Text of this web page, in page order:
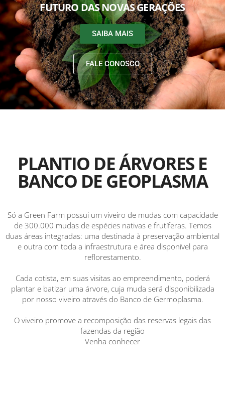
FUTURO DAS NOVAS GERAÇÕES
SAIBA MAIS
FALE CONOSCO
PLANTIO DE ÁRVORES E
BANCO DE GEOPLASMA
Só a Green Farm possui um viveiro de mudas com capacidade
de 300.000 mudas de espécies nativas e frutíferas. Temos
duas áreas integradas: uma destinada à preservação ambiental
e outra com toda a infraestrutura e área disponível para
reflorestamento.
Cada cotista, em suas visitas ao empreendimento, poderá
plantar e batizar uma árvore, cuja muda será disponibilizada
por nosso viveiro através do Banco de Germoplasma.
O viveiro promove a recomposição das reservas legais das
fazendas da região
Venha conhecer